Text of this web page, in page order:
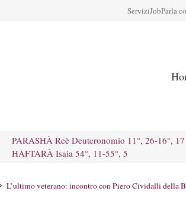
ServiziJobParla
PARASHÀ Reè Deuteronomio 11°, 26-16°, 17
HAFTARÀ Isaia 54°, 11-55°, 5
L’ultimo veterano: incontro con Piero Cividalli della